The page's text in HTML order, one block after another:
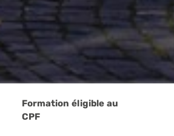
Formation éligible au
CPF